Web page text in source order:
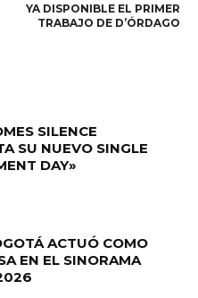
YA DISPONIBLE EL PRIMER
TRABAJO DE D’ÓRDAGO
SILENCE
SU NUEVO SINGLE
DAY»
ACTUÓ COMO
EN EL SINORAMA